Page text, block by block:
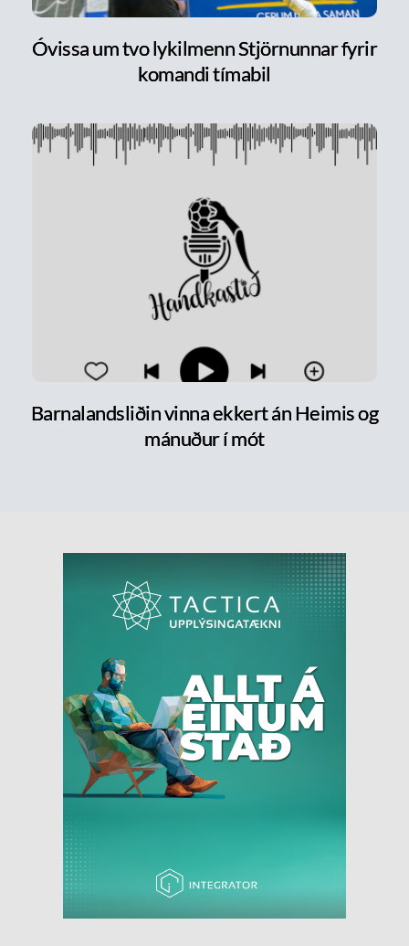
Óvissa um tvo lykilmenn Stjörnunnar fyrir
komandi tímabil
Barnalandsliðin vinna ekkert án Heimis og
mánuður í mót